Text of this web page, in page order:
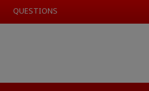
QUESTIONS